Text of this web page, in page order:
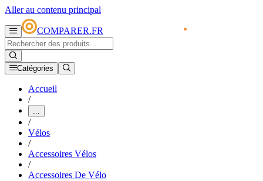
Aller au contenu principal
COMPARER.FR
Catégories
Accueil
/
...
/
Vélos
/
Accessoires Vélos
/
Accessoires De Vélo